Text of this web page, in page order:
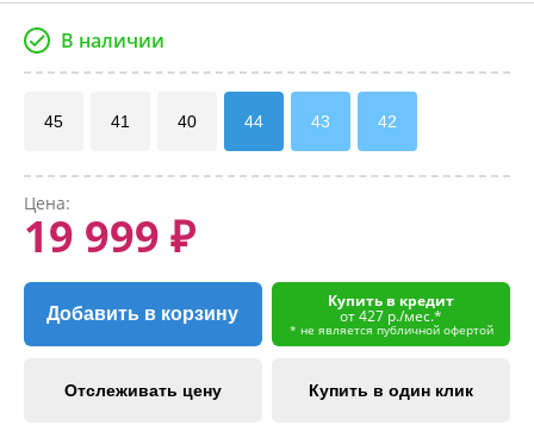
В наличии
45 41 40 44 43 42
Цена:
19 999 ₽
Добавить в корзину
Купить в кредит
от 427 р./мес.*
* не является публичной офертой
Отслеживать цену Купить в один клик